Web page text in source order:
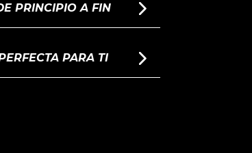
PRINCIPIO A FIN
PARA TI